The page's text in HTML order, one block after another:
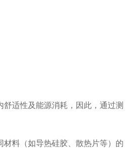
适性及能源消耗，因此，通过测
料（如导热硅胶、散热片等）的